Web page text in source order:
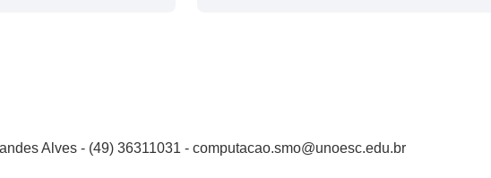
Alves - (49) 36311031 - computacao.smo@unoesc.edu.br